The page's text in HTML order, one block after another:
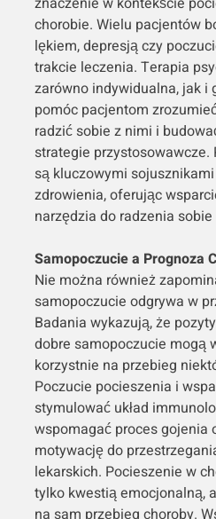
chorobie. Wielu pacjentów
lękiem, depresją czy
trakcie leczenia. Terapia
zarówno indywidualna, jak i
pomóc pacjentom
radzić sobie z nimi i
strategie przystosowawcze.
są kluczowymi
zdrowienia, oferując
narzędzia do radzenia
Samopoczucie a Prognoza
Nie można również
samopoczucie odgrywa w
Badania wykazują, że
dobre samopoczucie mogą
korzystnie na przebieg
Poczucie pocieszenia i
stymulować układ
wspomagać proces gojenia
motywację do
lekarskich. Pocieszenie w
tylko kwestią emocjonalną,